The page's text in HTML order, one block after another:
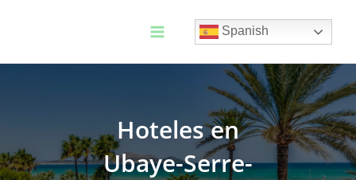
Main
Spanish
Hoteles en
Ubaye-Serre-